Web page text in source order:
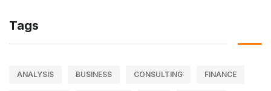
Tags
ANALYSIS BUSINESS CONSULTING FINANCE